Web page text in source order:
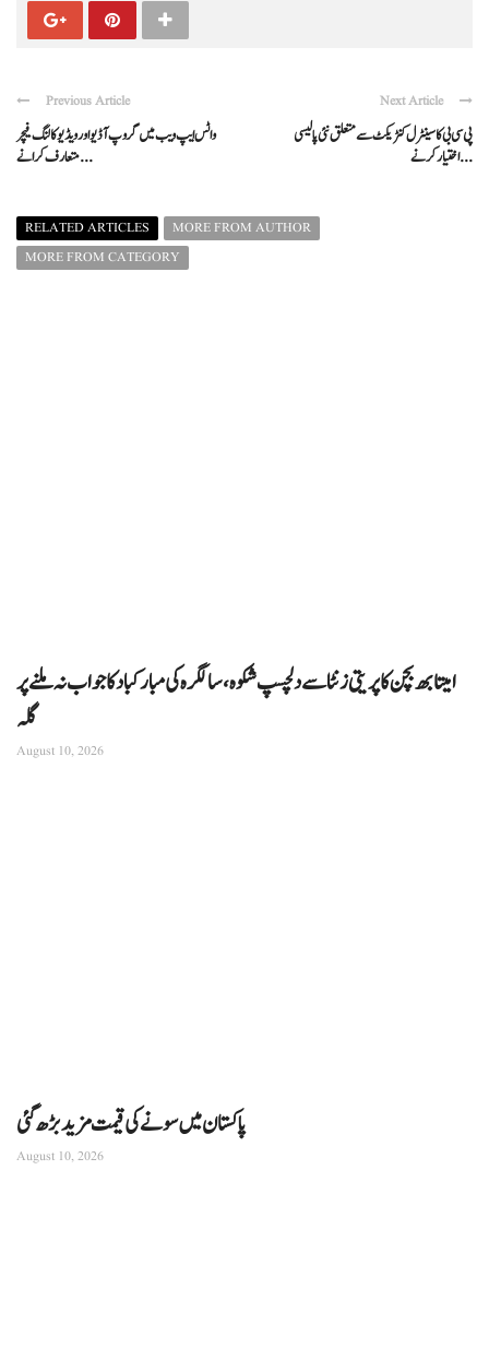
Previous Article
واٹس ایپ ویب میں گروپ آڈیو اور ویڈیو کالنگ فیچر
متعارف کرانے ...
Next Article
پی سی بی کا سینٹرل کنٹریکٹ سے متعلق نئی پالیسی
اختیار کرنے ...
RELATED ARTICLES
MORE FROM AUTHOR
MORE FROM CATEGORY
امیتابھ بچن کا پریتی زنٹا سے دلچسپ شکوہ، سالگرہ کی مبارکباد کا جواب نہ ملنے پر
گلہ
August 10, 2026
پاکستان میں سونے کی قیمت مزید بڑھ گئی
August 10, 2026